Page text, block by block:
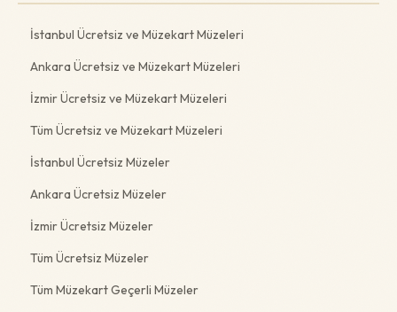
İstanbul Ücretsiz ve Müzekart Müzeleri
Ankara Ücretsiz ve Müzekart Müzeleri
İzmir Ücretsiz ve Müzekart Müzeleri
Tüm Ücretsiz ve Müzekart Müzeleri
İstanbul Ücretsiz Müzeler
Ankara Ücretsiz Müzeler
İzmir Ücretsiz Müzeler
Tüm Ücretsiz Müzeler
Tüm Müzekart Geçerli Müzeler